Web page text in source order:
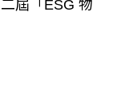
屆「ESG 物